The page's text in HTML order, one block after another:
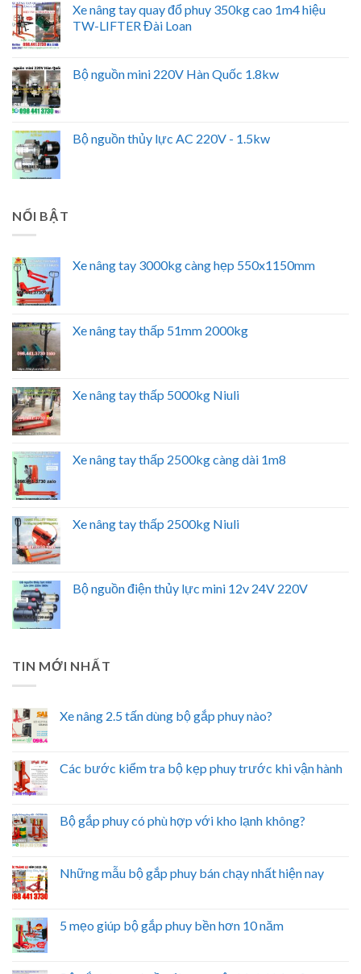
Xe nâng tay quay đổ phuy 350kg cao 1m4 hiệu
TW-LIFTER Đài Loan
Bộ nguồn mini 220V Hàn Quốc 1.8kw
Bộ nguồn thủy lực AC 220V - 1.5kw
NỔI BẬT
Xe nâng tay 3000kg càng hẹp 550x1150mm
Xe nâng tay thấp 51mm 2000kg
Xe nâng tay thấp 5000kg Niuli
Xe nâng tay thấp 2500kg càng dài 1m8
Xe nâng tay thấp 2500kg Niuli
Bộ nguồn điện thủy lực mini 12v 24V 220V
TIN MỚI NHẤT
Xe nâng 2.5 tấn dùng bộ gắp phuy nào?
Các bước kiểm tra bộ kẹp phuy trước khi vận hành
Bộ gắp phuy có phù hợp với kho lạnh không?
Những mẫu bộ gắp phuy bán chạy nhất hiện nay
5 mẹo giúp bộ gắp phuy bền hơn 10 năm